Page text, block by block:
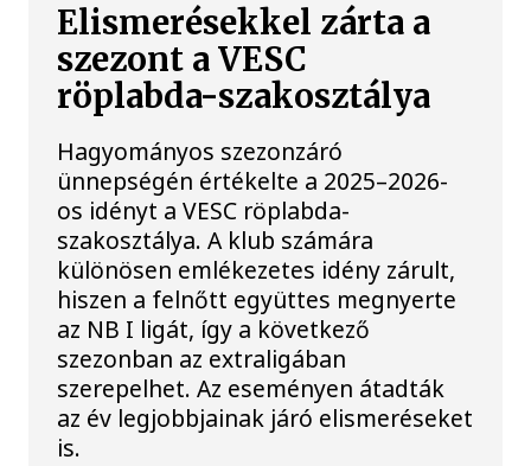
Elismerésekkel zárta a
szezont a VESC
röplabda-szakosztálya
Hagyományos szezonzáró
ünnepségén értékelte a 2025–2026-
os idényt a VESC röplabda-
szakosztálya. A klub számára
különösen emlékezetes idény zárult,
hiszen a felnőtt együttes megnyerte
az NB I ligát, így a következő
szezonban az extraligában
szerepelhet. Az eseményen átadták
az év legjobbjainak járó elismeréseket
is.